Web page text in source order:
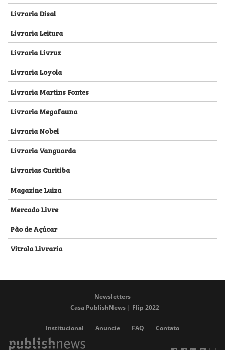
Livraria Disal
Livraria Leitura
Livraria Livruz
Livraria Loyola
Livraria Martins Fontes
Livraria Megafauna
Livraria Nobel
Livraria Vanguarda
Livrarias Curitiba
Magazine Luiza
Mercado Livre
Pão de Açúcar
Vitrola Livraria
Newsletters
Casa PublishNews | Flip 2022
Institucional Anuncie FAQ Contato